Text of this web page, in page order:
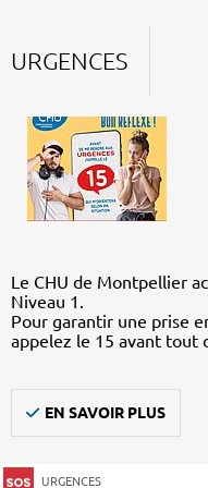
URGENCES
Le CHU de Montpellier
Niveau 1.
Pour garantir une prise
appelez le 15 avant tout
EN SAVOIR PLUS
URGENCES